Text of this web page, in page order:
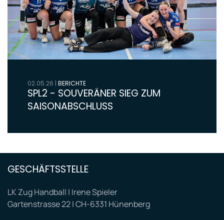
02.05.26 | BERICHTE
SPL2 - SOUVERÄNER SIEG ZUM
SAISONABSCHLUSS
GESCHÄFTSSTELLE
LK Zug Handball | Irene Spieler
Gartenstrasse 22 | CH-6331 Hünenberg